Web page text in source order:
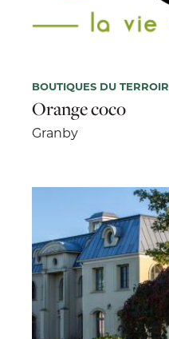
BOUTIQUES DU TERROIR
Orange coco
Granby